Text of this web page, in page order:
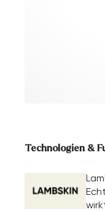
Technologien &